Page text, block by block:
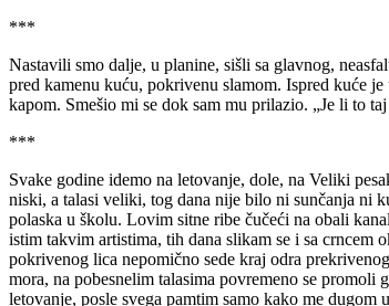
***
Nastavili smo dalje, u planine, sišli sa glavnog,
pred kamenu kuću, pokrivenu slamom. Ispred kuće
kapom. Smešio mi se dok sam mu prilazio. „Je li to
***
Svake godine idemo na letovanje, dole, na Veliki
niski, a talasi veliki, tog dana nije bilo ni sunčanja ni
polaska u školu. Lovim sitne ribe čučeći na obali
istim takvim artistima, tih dana slikam se i sa crncem
pokrivenog lica nepomično sede kraj odra
mora, na pobesnelim talasima povremeno se
letovanje, posle svega pamtim samo kako me